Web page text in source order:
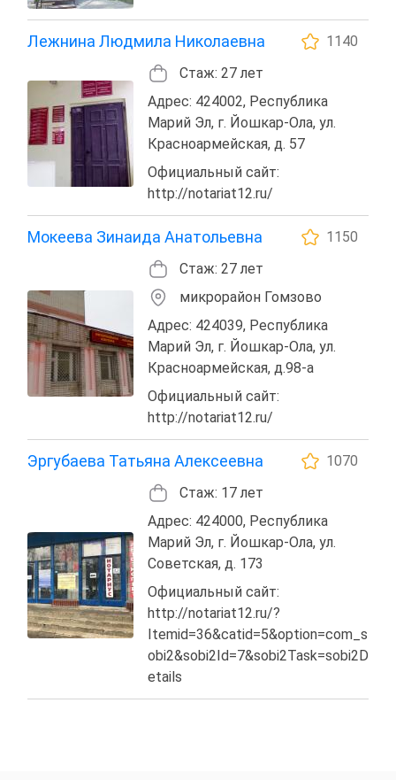
Лежнина Людмила Николаевна
1140
Стаж: 27 лет
Адрес: 424002, Республика
Марий Эл, г. Йошкар-Ола, ул.
Красноармейская, д. 57
Официальный сайт:
http://notariat12.ru/
Мокеева Зинаида Анатольевна
1150
Стаж: 27 лет
микрорайон Гомзово
Адрес: 424039, Республика
Марий Эл, г. Йошкар-Ола, ул.
Красноармейская, д.98-а
Официальный сайт:
http://notariat12.ru/
Эргубаева Татьяна Алексеевна
1070
Стаж: 17 лет
Адрес: 424000, Республика
Марий Эл, г. Йошкар-Ола, ул.
Советская, д. 173
Официальный сайт:
http://notariat12.ru/?
Itemid=36&catid=5&option=com_s
obi2&sobi2Id=7&sobi2Task=sobi2D
etails